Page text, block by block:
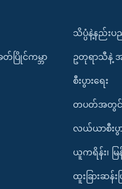
ပြိုင်ကမ္ဘာ
သိပ္ပံနဲ့နည်းပ
ဥတုရာသီနဲ့ အ
စီးပွားရေး
တပတ်အတွင်း
လယ်ယာစီးပွာ
ယူကရိန်း၊ မ
ထူးခြားဆန်း